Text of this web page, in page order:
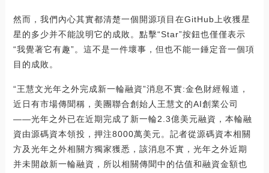
然而，我們內心其實都清楚一個開源項目在GitHub上收獲星
星的多少并不能說明它的成敗。點擊“Star”按鈕也僅僅表示
“我覺著它有趣”。這不是一件壞事，但也不能一錘定音一個項
目的成敗。
“王慧文光年之外完成新一輪融資”消息不實:金色財經報道，
近日有市場傳聞稱，美團聯合創始人王慧文的AI創業公司
——光年之外已在近期完成了新一輪2.3億美元融資，本輪融
資由源碼資本領投，押注8000萬美元。記者從源碼資本相關
方及光年之外相關方獨家獲悉，該消息不實，光年之外近期
并未開啟新一輪融資，所以相關傳聞中的估值和融資金額也